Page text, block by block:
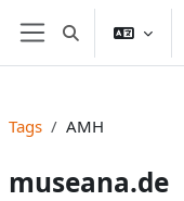
Zum Hauptinhalt
Website-
Sucheingabe
Tags AMH
museana.de